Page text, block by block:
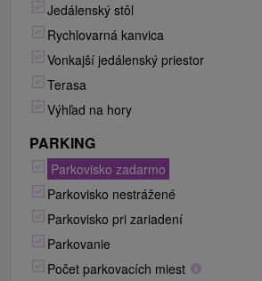
Jedálenský stôl
Rychlovarná kanvica
Vonkajší jedálenský priestor
Terasa
Výhľad na hory
PARKING
Parkovisko zadarmo
Parkovisko nestrážené
Parkovisko pri zariadení
Parkovanie
Počet parkovacích miest